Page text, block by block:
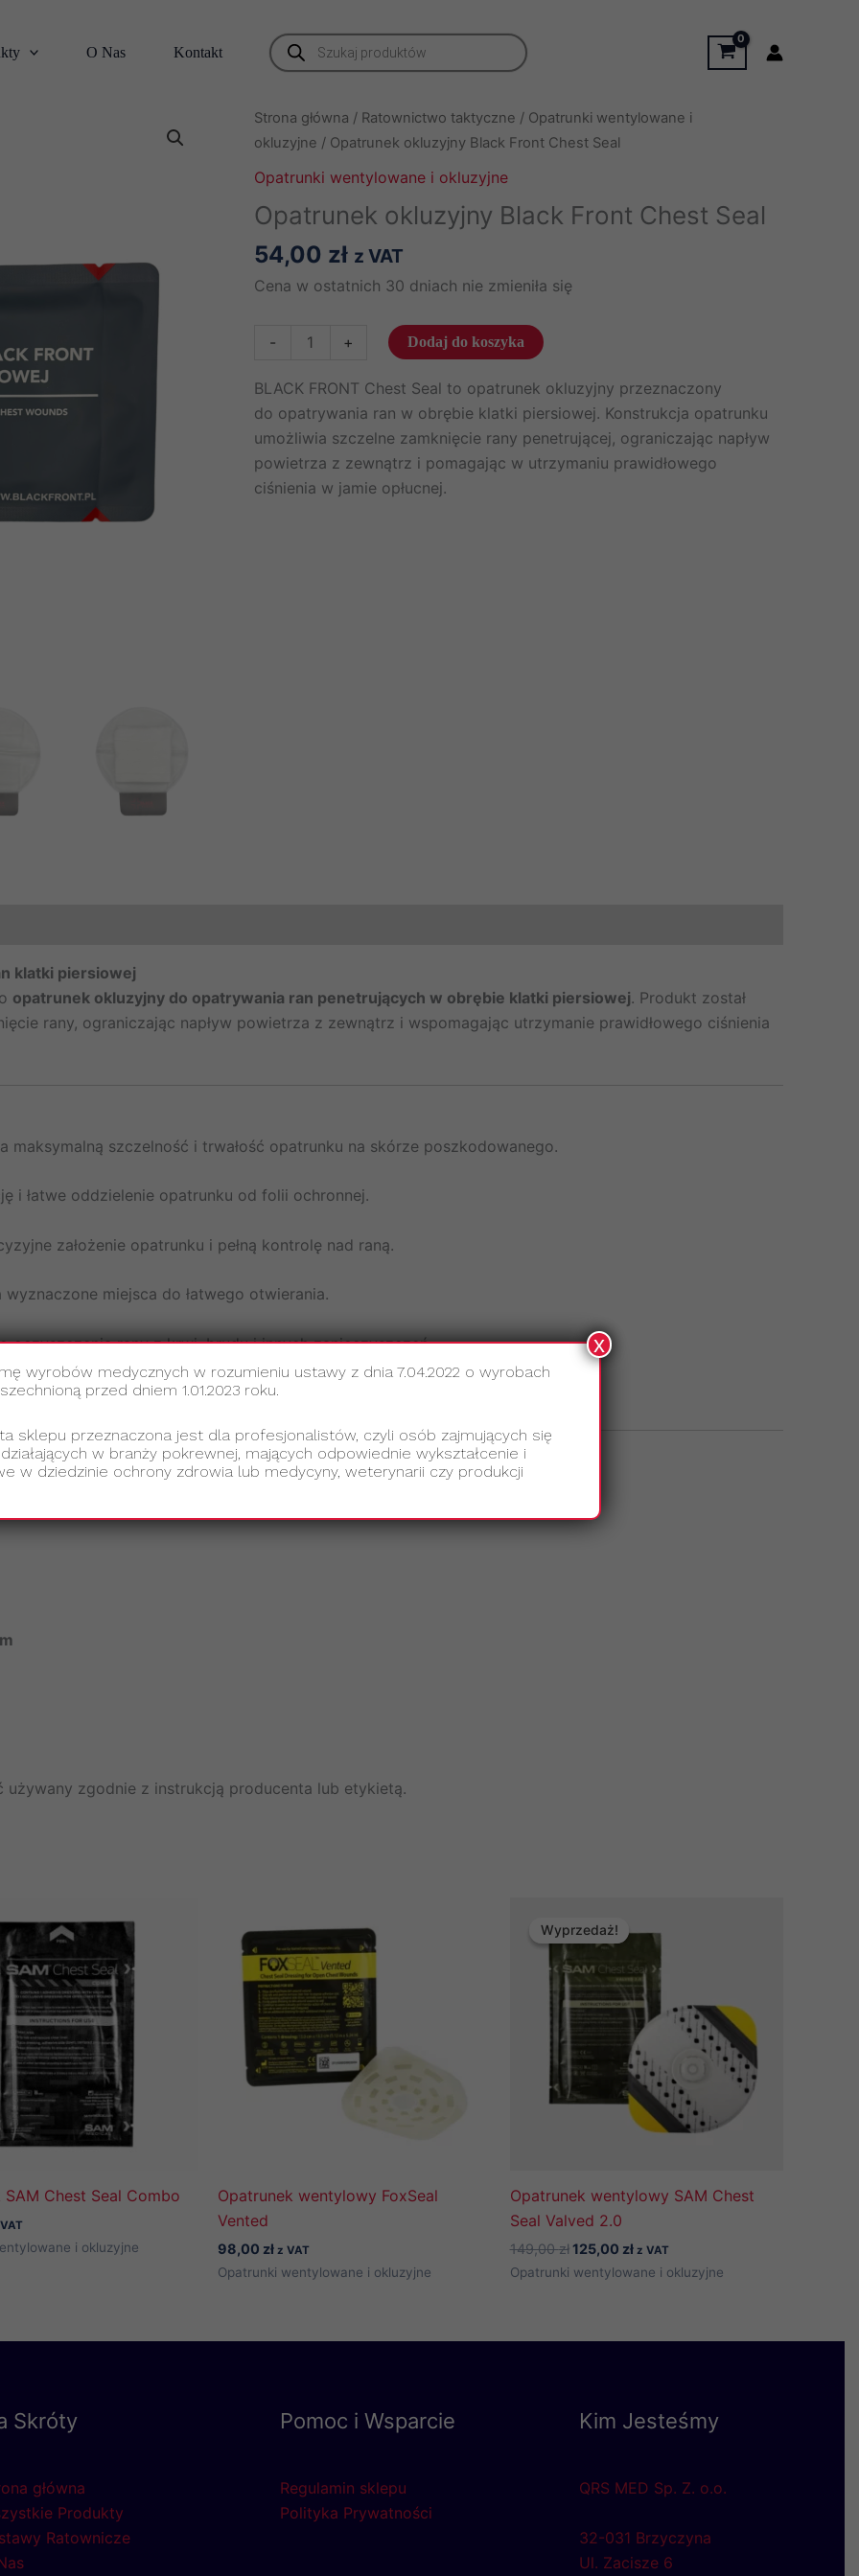
O Nas Kontakt
Wyszukiwarka
produktów
Strona główna / Ratownictwo taktyczne / Opatrunki wentylowane i
okluzyjne / Opatrunek okluzyjny Black Front Chest Seal
Opatrunki wentylowane i okluzyjne
Opatrunek okluzyjny Black Front Chest Seal
54,00 zł z VAT
Cena w ostatnich 30 dniach nie zmieniła się
-
okluzyjny
Black
Front
Chest
Seal
+ Dodaj do koszyka
BLACK FRONT Chest Seal to opatrunek okluzyjny przeznaczony
do opatrywania ran w obrębie klatki piersiowej. Konstrukcja opatrunku
umożliwia szczelne zamknięcie rany penetrującej, ograniczając napływ
powietrza z zewnątrz i pomagając w utrzymaniu prawidłowego
ciśnienia w jamie opłucnej.
klatki piersiowej
opatrunek okluzyjny do opatrywania ran penetrujących w obrębie klatki piersiowej. Produkt został
rany, ograniczając napływ powietrza z zewnątrz i wspomagając utrzymanie prawidłowego ciśnienia
maksymalną szczelność i trwałość opatrunku na skórze poszkodowanego.
i łatwe oddzielenie opatrunku od folii ochronnej.
założenie opatrunku i pełną kontrolę nad raną.
wyznaczone miejsca do łatwego otwierania.
oczyszczenia rany z krwi, brudu i innych zanieczyszczeń.
i nie powoduje podrażnień ani reakcji alergicznych.
używany zgodnie z instrukcją producenta lub etykietą.
SAM Chest Seal Combo
i okluzyjne
Opatrunek wentylowy FoxSeal
Vented
98,00 zł z VAT
Opatrunki wentylowane i okluzyjne
Wyprzedaż!
Wyprzedaż!
Opatrunek wentylowy SAM Chest
Seal Valved 2.0
149,00zł Pierwotna
cena
wynosiła:
125,00 złAktualna
cena
wynosi:
z VAT
Opatrunki wentylowane i okluzyjne
Skróty
główna
Produkty
Ratownicze
Pomoc i Wsparcie
Regulamin sklepu
Polityka Prywatności
Kim Jesteśmy
QRS MED Sp. Z. o.o.
32-031 Brzyczyna
Ul. Zacisze 6
wyrobów medycznych w rozumieniu ustawy z dnia 7.04.2022 o wyrobach
przed dniem 1.01.2023 roku.
sklepu przeznaczona jest dla profesjonalistów, czyli osób zajmujących się
w branży pokrewnej, mających odpowiednie wykształcenie i
w dziedzinie ochrony zdrowia lub medycyny, weterynarii czy produkcji
x